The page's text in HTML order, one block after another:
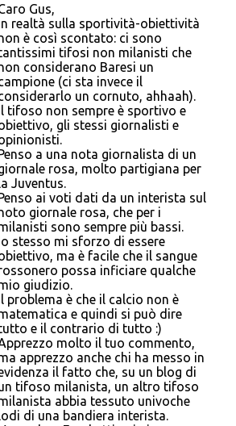
Gus,
realtà sulla sportività-obiettività
è così scontato: ci sono
tifosi non milanisti che
considerano Baresi un
(ci sta invece il
un cornuto, ahhaah).
tifoso non sempre è sportivo e
gli stessi giornalisti e
a una nota giornalista di un
rosa, molto partigiana per
Juventus.
ai voti dati da un interista sul
giornale rosa, che per i
sono sempre più bassi.
stesso mi sforzo di essere
ma è facile che il sangue
possa inficiare qualche
giudizio.
problema è che il calcio non è
e quindi si può dire
e il contrario di tutto :)
molto il tuo commento,
apprezzo anche chi ha messo in
il fatto che, su un blog di
tifoso milanista, un altro tifoso
abbia tessuto univoche
di una bandiera interista.